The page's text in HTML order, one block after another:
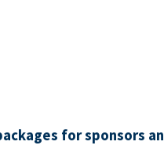
for sponsors